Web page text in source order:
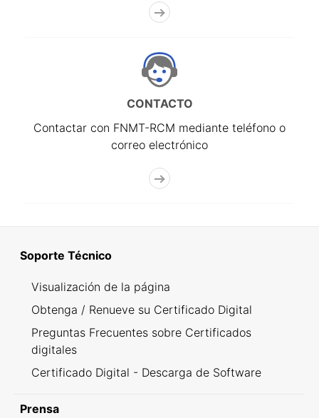
CONTACTO
Contactar con FNMT-RCM mediante teléfono o
correo electrónico
Soporte Técnico
Visualización de la página
Obtenga / Renueve su Certificado Digital
Preguntas Frecuentes sobre Certificados
digitales
Certificado Digital - Descarga de Software
Prensa